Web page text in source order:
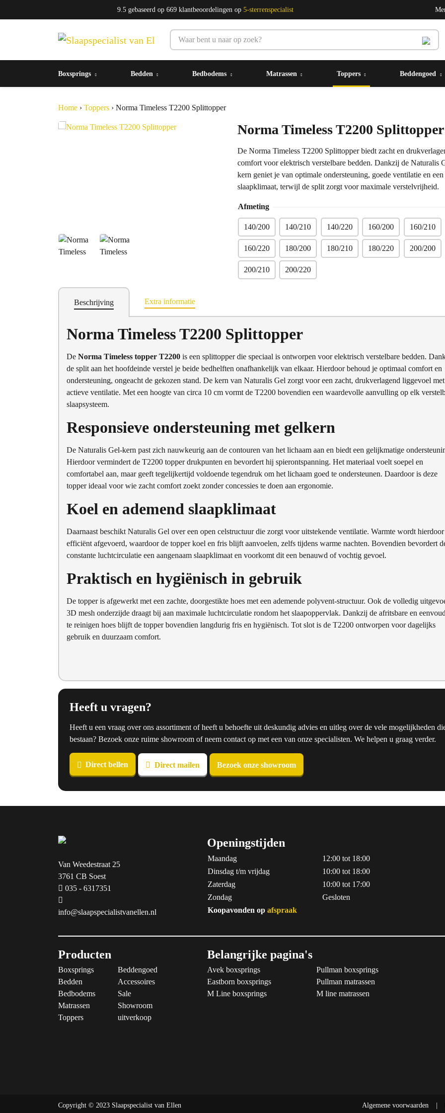
9.5 gebaseerd op 669 klantbeoordelingen op 5-sterrenspecialist
Boxsprings Bedden Bedbodems Matrassen Toppers Beddengoed
Home › Toppers › Norma Timeless T2200 Splittopper
Norma Timeless T2200 Splittopper
De Norma Timeless T2200 Splittopper biedt zacht en
comfort voor elektrisch verstelbare bedden. Dankzij de Naturalis
kern geniet je van optimale ondersteuning, goede ventilatie en
slaapklimaat, terwijl de split zorgt voor maximale verstelvrijheid.
Afmeting
140/200 140/210 140/220 160/200 160/210
160/220 180/200 180/210 180/220 200/200
200/210 200/220
Beschrijving Extra informatie
Norma Timeless T2200 Splittopper
De Norma Timeless topper T2200 is een splittopper die speciaal is ontworpen voor elektrisch verstelbare bedden.
de split aan het hoofdeinde verstel je beide bedhelften onafhankelijk van elkaar. Hierdoor behoud je optimaal comfort en
ondersteuning, ongeacht de gekozen stand. De kern van Naturalis Gel zorgt voor een zacht, drukverlagend liggevoel met
actieve ventilatie. Met een hoogte van circa 10 cm vormt de T2200 bovendien een waardevolle aanvulling op elk
slaapsysteem.
Responsieve ondersteuning met gelkern
De Naturalis Gel-kern past zich nauwkeurig aan de contouren van het lichaam aan en biedt een gelijkmatige
Hierdoor vermindert de T2200 topper drukpunten en bevordert hij spierontspanning. Het materiaal voelt soepel en
comfortabel aan, maar geeft tegelijkertijd voldoende tegendruk om het lichaam goed te ondersteunen. Daardoor is deze
topper ideaal voor wie zacht comfort zoekt zonder concessies te doen aan ergonomie.
Koel en ademend slaapklimaat
Daarnaast beschikt Naturalis Gel over een open celstructuur die zorgt voor uitstekende ventilatie. Warmte wordt hierdoor
efficiënt afgevoerd, waardoor de topper koel en fris blijft aanvoelen, zelfs tijdens warme nachten. Bovendien bevordert
constante luchtcirculatie een aangenaam slaapklimaat en voorkomt dit een benauwd of vochtig gevoel.
Praktisch en hygiënisch in gebruik
De topper is afgewerkt met een zachte, doorgestikte hoes met een ademende polyvent-structuur. Ook de volledig
3D mesh onderzijde draagt bij aan maximale luchtcirculatie rondom het slaapoppervlak. Dankzij de afritsbare en
te reinigen hoes blijft de topper bovendien langdurig fris en hygiënisch. Tot slot is de T2200 ontworpen voor dagelijks
gebruik en duurzaam comfort.
Heeft u vragen?
Heeft u een vraag over ons assortiment of heeft u behoefte uit deskundig advies en uitleg over de vele mogelijkheden
bestaan? Bezoek onze ruime showroom of neem contact op met een van onze specialisten. We helpen u graag verder.
Direct bellen Direct mailen Bezoek onze showroom
Van Weedestraat 25
3761 CB Soest
035 - 6317351
info@slaapspecialistvanellen.nl
Openingstijden
Maandag
12:00 tot 18:00
Dinsdag t/m vrijdag
10:00 tot 18:00
Zaterdag
10:00 tot 17:00
Zondag
Gesloten
Koopavonden op afspraak
Producten
Boxsprings
Bedden
Bedbodems
Matrassen
Toppers
Beddengoed
Accessoires
Sale
Showroom
uitverkoop
Belangrijke pagina's
Avek boxsprings
Eastborn boxsprings
M Line boxsprings
Pullman boxsprings
Pullman matrassen
M line matrassen
Copyright © 2023 Slaapspecialist van Ellen Algemene voorwaarden